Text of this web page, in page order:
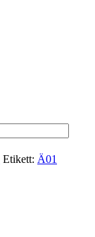
Etikett: Ä01